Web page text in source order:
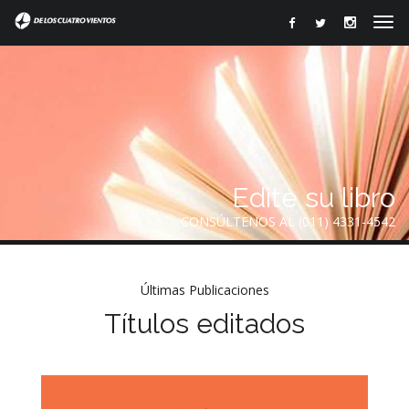
Edite su libro
CONSÚLTENOS AL (011) 4331-4542
Últimas Publicaciones
Títulos editados